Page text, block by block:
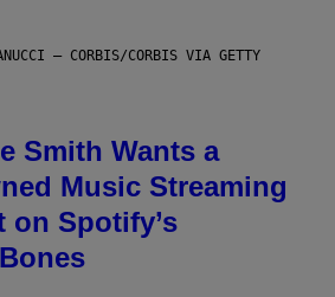
– CORBIS/CORBIS VIA GETTY
Smith Wants a
Music Streaming
Spotify’s